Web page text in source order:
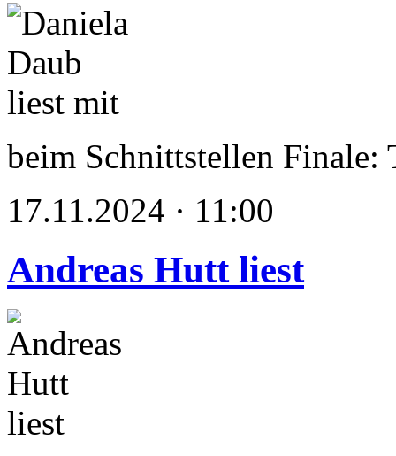
beim Schnittstellen Finale:
17.11.2024 · 11:00
Andreas Hutt liest